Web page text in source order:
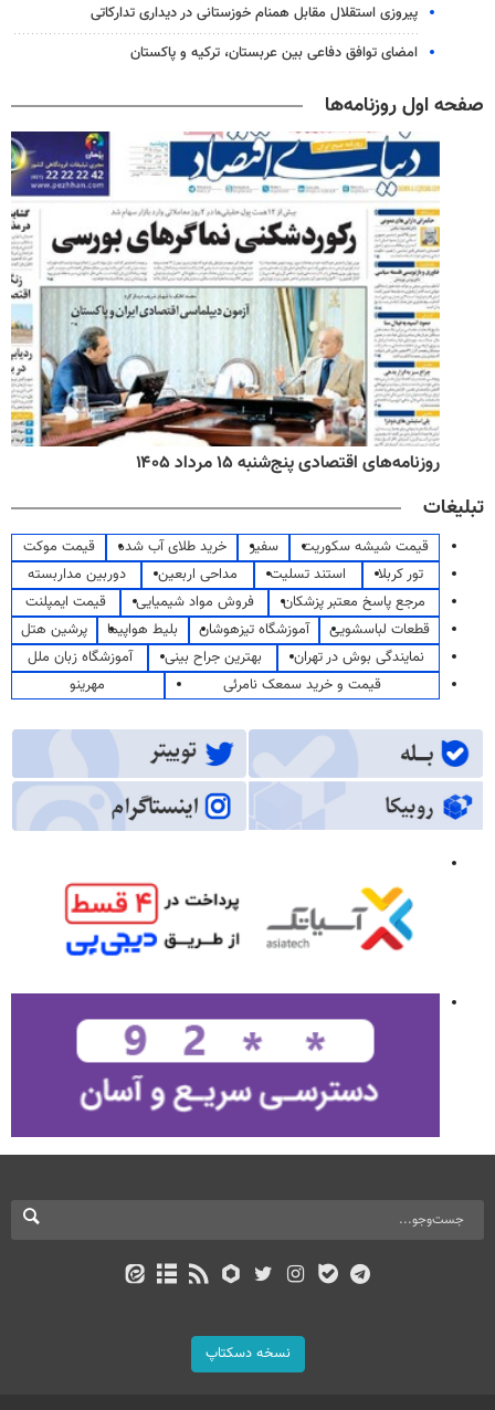
پیروزی استقلال مقابل همنام خوزستانی در دیداری تدارکاتی
امضای توافق دفاعی بین عربستان، ترکیه و پاکستان
صفحه اول روزنامه‌ها
روزنامه‌های اقتصادی پنج‌شنبه ۱۵ مرداد ۱۴۰۵
تبلیغات
قیمت شیشه سکوریت سفیر خرید طلای آب شده
قیمت موکت
تور کربلا
استند تسلیت مداحی اربعین
دوربین مداربسته
مرجع پاسخ معتبر پزشکان
فروش مواد شیمیایی
قیمت ایمپلنت
قطعات لباسشویی
آموزشگاه تیزهوشان بلیط هواپیما
پرشین هتل
نمایندگی بوش در تهران
بهترین جراح بینی
آموزشگاه زبان ملل
قیمت و خرید سمعک نامرئی
مهرینو
نسخه دسکتاپ